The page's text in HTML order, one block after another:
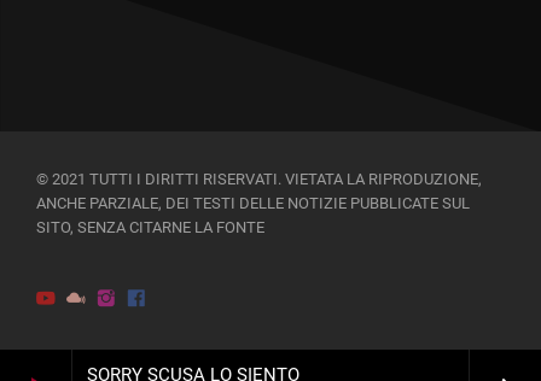
SORRY SCUSA LO SIENTO
© 2021 TUTTI I DIRITTI RISERVATI. VIETATA LA RIPRODUZIONE,
ANCHE PARZIALE, DEI TESTI DELLE NOTIZIE PUBBLICATE SUL
SITO, SENZA CITARNE LA FONTE